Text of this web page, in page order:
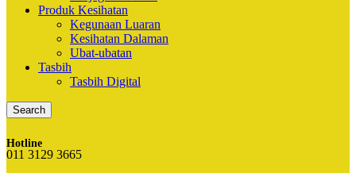
Produk Kesihatan
Kegunaan Luaran
Kesihatan Dalaman
Ubat-ubatan
Tasbih
Tasbih Digital
Search
Hotline
011 3129 3665